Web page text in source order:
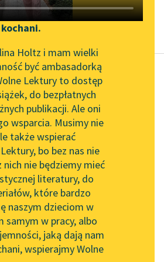
Zgłoś brak utworu
Narzędzia
Mapa Wolnych Lektur
Leśmianator
Przewodnik dla piszących i
czytających
API
OAI-PMH
Widget Wolnych Lektur
Przypisy
Holtz i mam wielki
być ambasadorką
Lektury to dostęp
do bezpłatnych
publikacji. Ale oni
wsparcia. Musimy nie
także wspierać
bo bez nas nie
nich nie będziemy mieć
literatury, do
które bardzo
naszym dzieciom w
samym w pracy, albo
jaką dają nam
wspierajmy Wolne
Burnett
Frances Hodgson Burnett
Mała księżniczka
Sara zrazu nie
otwierała oczu. Czuła
się nazbyt senną, a przy
tym — o dziwo! —
było...
Czytaj więcej